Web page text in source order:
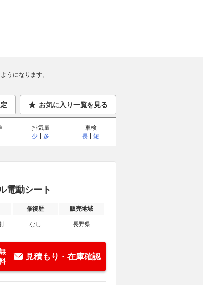
うになります。
お気に入り一覧を見る
排気量
少
多
車検
長
短
電動シート
修復歴 販売地域
なし 長野県
見積もり・在庫確認